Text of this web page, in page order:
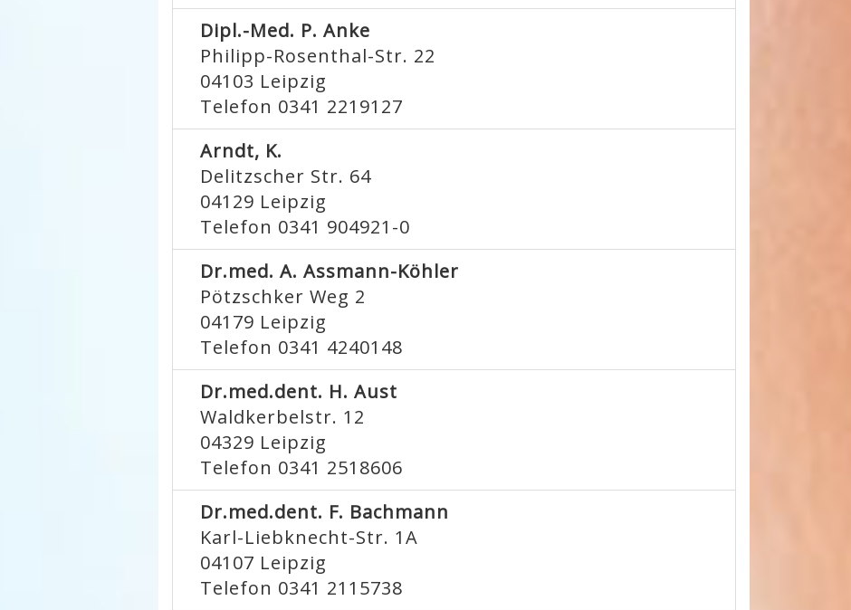
Dipl.-Med. P. Anke
Philipp-Rosenthal-Str. 22
04103 Leipzig
Telefon 0341 2219127
Arndt, K.
Delitzscher Str. 64
04129 Leipzig
Telefon 0341 904921-0
Dr.med. A. Assmann-Köhler
Pötzschker Weg 2
04179 Leipzig
Telefon 0341 4240148
Dr.med.dent. H. Aust
Waldkerbelstr. 12
04329 Leipzig
Telefon 0341 2518606
Dr.med.dent. F. Bachmann
Karl-Liebknecht-Str. 1A
04107 Leipzig
Telefon 0341 2115738